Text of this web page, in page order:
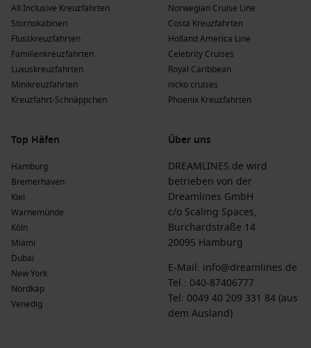
All Inclusive Kreuzfahrten
Stornokabinen
Flusskreuzfahrten
Familienkreuzfahrten
Luxuskreuzfahrten
Minikreuzfahrten
Kreuzfahrt-Schnäppchen
Norwegian Cruise Line
Costa Kreuzfahrten
Holland America Line
Celebrity Cruises
Royal Caribbean
nicko cruises
Phoenix Kreuzfahrten
Top Häfen
Hamburg
Bremerhaven
Kiel
Warnemünde
Köln
Miami
Dubai
New York
Nordkap
Venedig
Über uns
DREAMLINES.de wird
betrieben von der
Dreamlines GmbH
c/o Scaling Spaces,
Burchardstraße 14
20095 Hamburg
E-Mail: info@dreamlines.de
Tel.: 040-87406777
Tel: 0049 40 209 331 84 (aus
dem Ausland)